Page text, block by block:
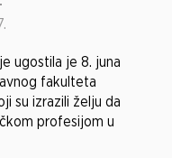
ugostila je 8. juna
fakulteta
su izrazili želju da
profesijom u